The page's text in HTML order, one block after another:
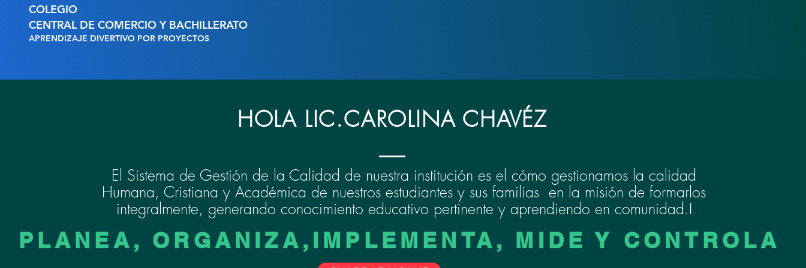
COLEGIO
CENTRAL DE COMERCIO Y BACHILLERATO
APRENDIZAJE DIVERTIVO POR PROYECTOS
HOLA LIC.CAROLINA CHAVÉZ
El Sistema de Gestión de la Calidad de nuestra institución es el cómo gestionamos la calidad
Humana, Cristiana y Académica de nuestros estudiantes y sus familias en la misión de formarlos
integralmente, generando conocimiento educativo pertinente y aprendiendo en comunidad.I
PLANEA, ORGANIZA,IMPLEMENTA, MIDE Y CONTROLA